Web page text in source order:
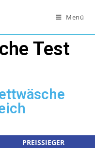
Menü
Test
PREISSIEGER